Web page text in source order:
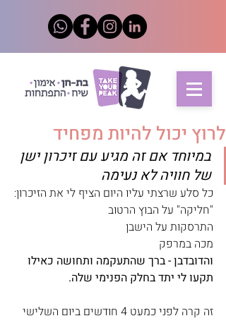
לרוץ יכול להיות מפחיד
במיוחד אם זה מגיע עם זיכרון ישן
של חוויה לא נעימה
כל סלע שרצתי עליו היום הציף לי את הזיכרון:
"חליקה" על הבוץ הרטוב
התרסקות על הישבן
מכה במרפק
והדובדבן - ברך שהתעקמה ותחושה כאילו
תקעו לי יתד בחלק הפנימי שלה.
זה קרה לפני כמעט 4 חודשים ביום השלישי